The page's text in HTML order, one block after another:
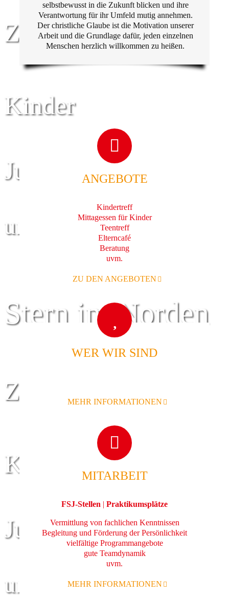
Zentrum für
Kinder
Jugend
und Familie
Stern im Norden
Zentrum für
Kinder
Jugend
und Familie
selbstbewusst in die Zukunft blicken und ihre
Verantwortung für ihr Umfeld mutig annehmen.
Der christliche Glaube ist die Motivation unserer
Arbeit und die Grundlage dafür, jeden einzelnen
Menschen herzlich willkommen zu heißen.
ANGEBOTE
Kindertreff
Mittagessen für Kinder
Teentreff
Elterncafé
Beratung
uvm.
ZU DEN ANGEBOTEN
WER WIR SIND
MEHR INFORMATIONEN
MITARBEIT
FSJ-Stellen | Praktikumsplätze
Vermittlung von fachlichen Kenntnissen
Begleitung und Förderung der Persönlichkeit
vielfältige Programmangebote
gute Teamdynamik
uvm.
MEHR INFORMATIONEN